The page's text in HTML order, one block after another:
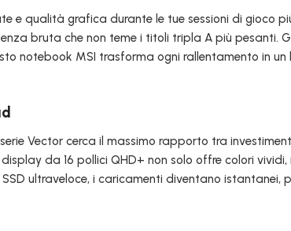
e qualità grafica durante le tue sessioni di gioco
bruta che non teme i titoli tripla A più pesanti.
notebook MSI trasforma ogni rallentamento in
Vector cerca il massimo rapporto tra
da 16 pollici QHD+ non solo offre colori
ultraveloce, i caricamenti diventano istantanei,